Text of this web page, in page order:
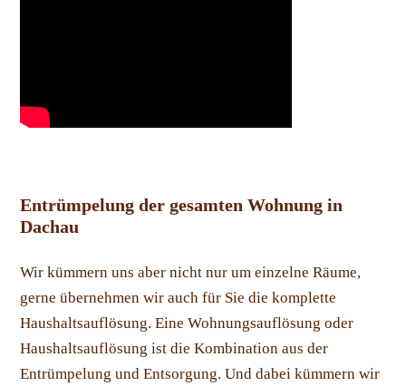
Entrümpelung der gesamten Wohnung in
Dachau
Wir kümmern uns aber nicht nur um einzelne Räume,
gerne übernehmen wir auch für Sie die komplette
Haushaltsauflösung. Eine Wohnungsauflösung oder
Haushaltsauflösung ist die Kombination aus der
Entrümpelung und Entsorgung. Und dabei kümmern wir